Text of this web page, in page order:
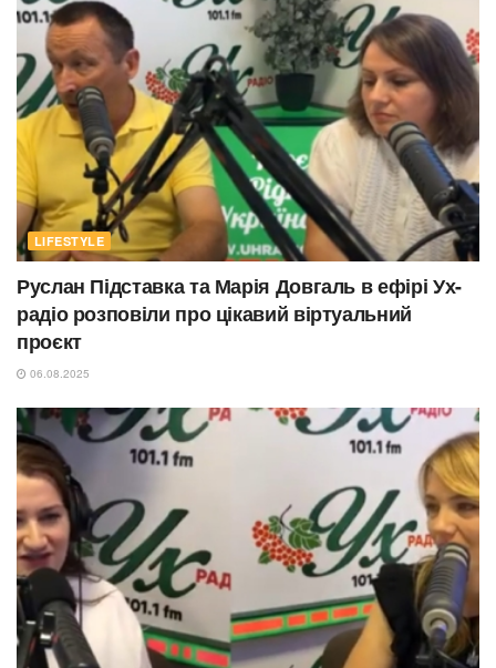
LIFESTYLE
Руслан Підставка та Марія Довгаль в ефірі Ух-
радіо розповіли про цікавий віртуальний
проєкт
06.08.2025